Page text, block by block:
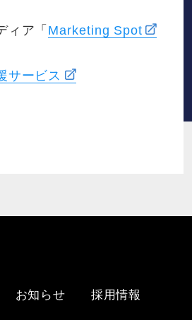
ィア「 Marketing Spot
サービス
お知らせ 採用情報